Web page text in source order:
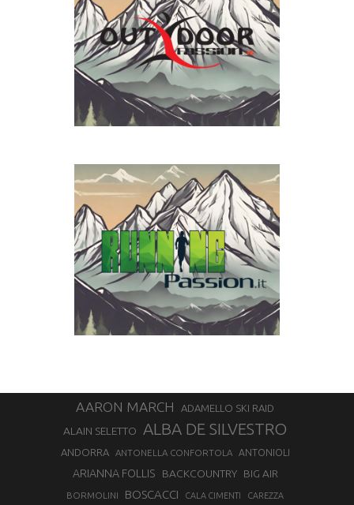
AARON MARCH ADAMELLO SKI RAID
ALAIN SELETTO ALBA DE SILVESTRO
ANDORRA ANTONELLA CONFORTOLA ANTONIOLI
ARIANNA FOLLIS BACKCOUNTRY BIG AIR
BORMOLINI BOSCACCI CALA CIMENTI CAREZZA